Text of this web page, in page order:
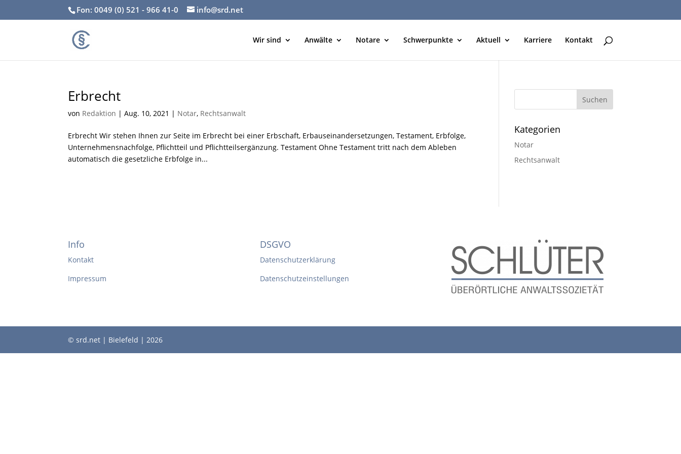
Fon: 0049 (0) 521 - 966 41-0 info@srd.net
Wir sind Anwälte Notare Schwerpunkte Aktuell Karriere Kontakt
Erbrecht
von Redaktion |Aug. 10, 2021 | Notar, Rechtsanwalt
Erbrecht Wir stehen Ihnen zur Seite im Erbrecht bei einer Erbschaft, Erbauseinandersetzungen, Testament, Erbfolge,
Unternehmensnachfolge, Pflichtteil und Pflichtteilsergänzung. Testament Ohne Testament tritt nach dem Ableben
automatisch die gesetzliche Erbfolge in...
Kategorien
Notar
Rechtsanwalt
Info
Kontakt
Impressum
DSGVO
Datenschutzerklärung
Datenschutzeinstellungen
© srd.net | Bielefeld | 2026